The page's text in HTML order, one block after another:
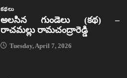
కథలు
అలసిన గుండెలు (కథ) –
రాచమల్లు రామచంద్రారెడ్డి
Tuesday, April 7, 2026